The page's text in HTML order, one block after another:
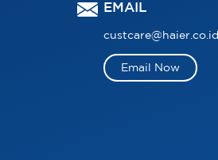
EMAIL
custcare@haier.co.id
Email Now